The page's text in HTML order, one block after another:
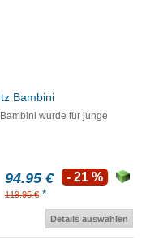
Bambini
wurde für junge
94.95 €
119.95 € *
- 21 %
Details auswählen